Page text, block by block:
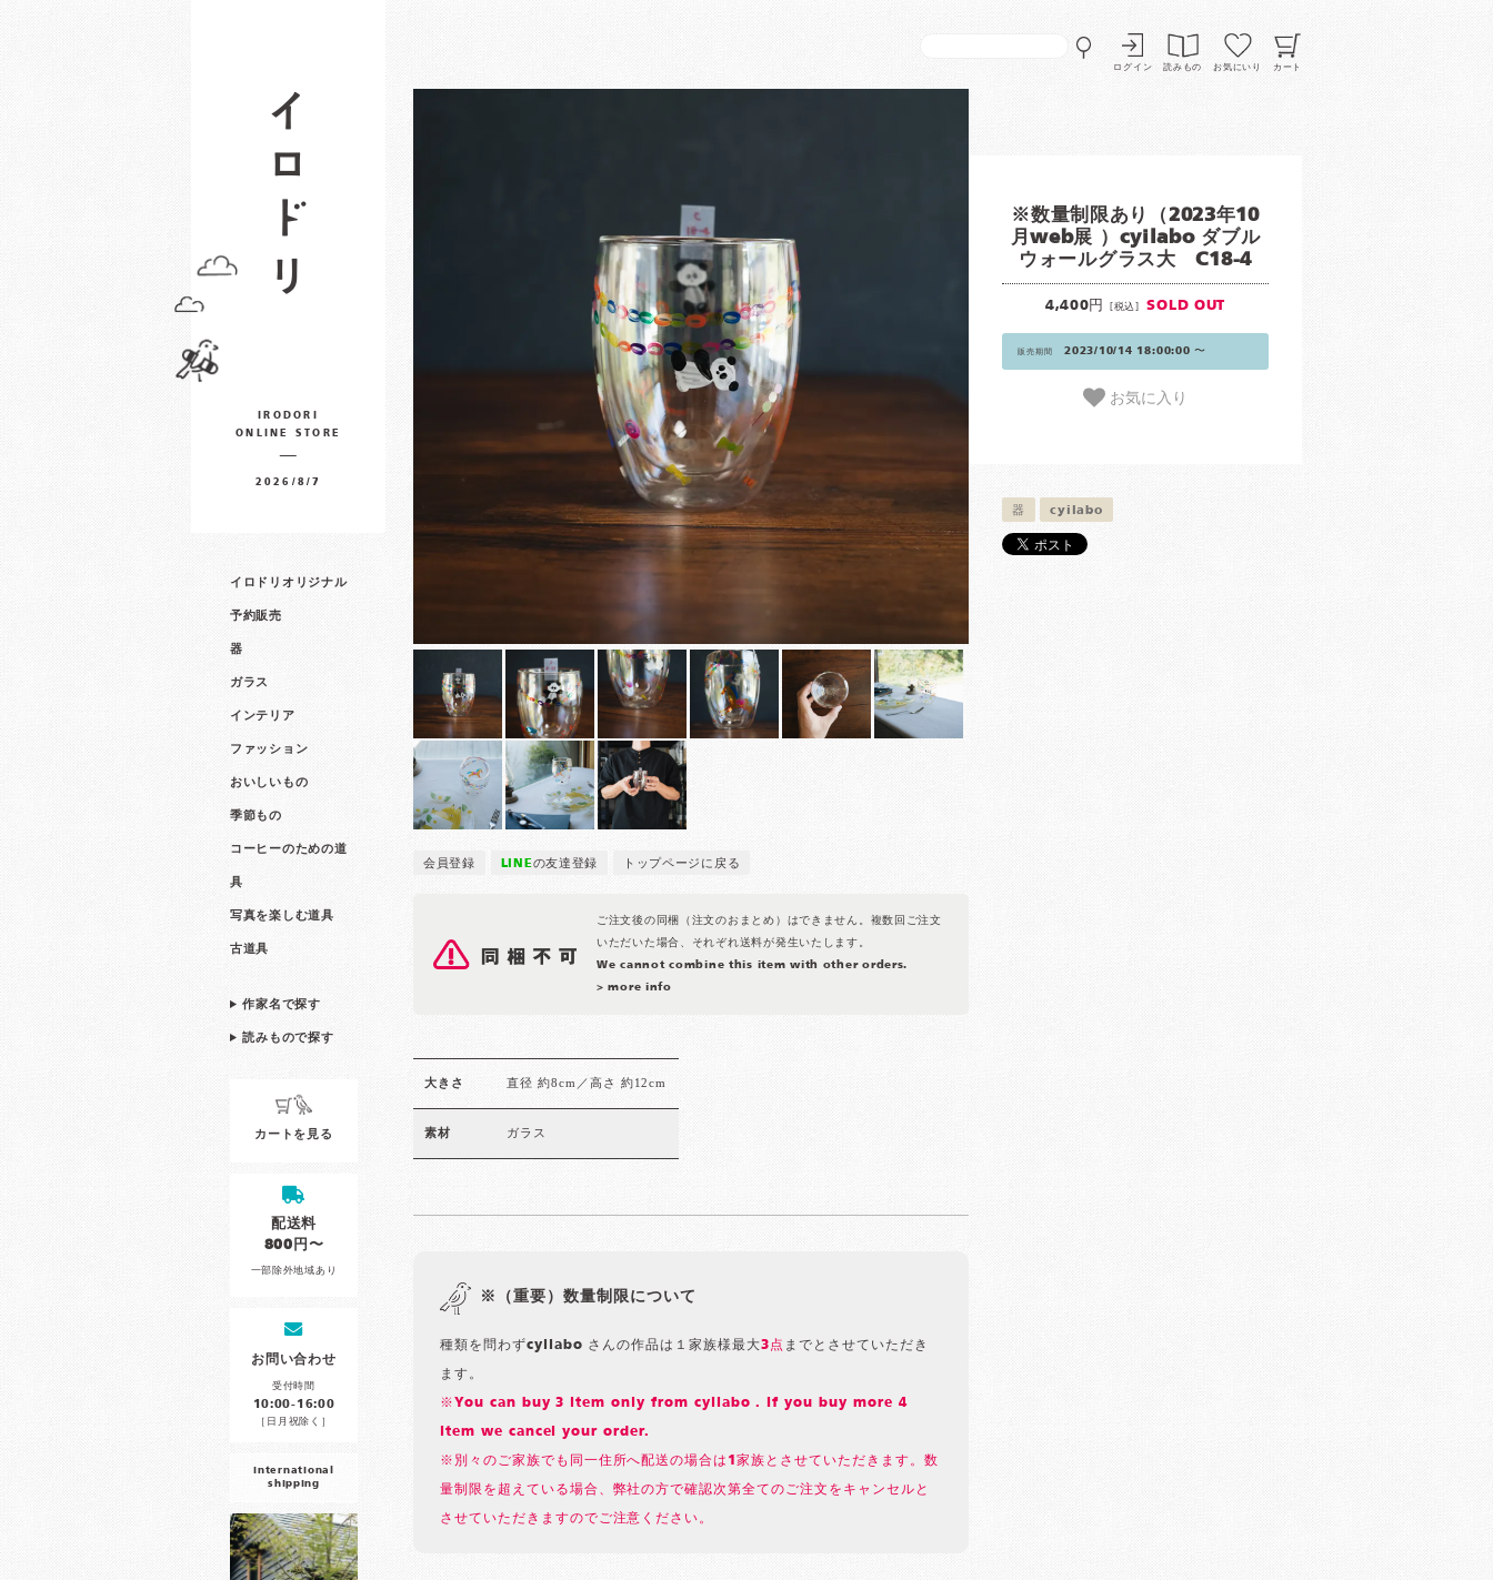
ログイン 読みもの お気にいり カート
IRODORI
ONLINE STORE
2026/8/7
イロドリオリジナル
予約販売
器
ガラス
インテリア
ファッション
おいしいもの
季節もの
コーヒーのための道
具
写真を楽しむ道具
古道具
作家名で探す
読みもので探す
カートを見る
配送料
800円〜
一部除外地域あり
お問い合わせ
受付時間
10:00-16:00
［日月祝除く］
international
shipping
会員登録 LINEの友達登録 トップページに戻る
ご注文後の同梱（注文のおまとめ）はできません。複数回ご注文
いただいた場合、それぞれ送料が発生いたします。
We cannot combine this item with other orders.
> more info
※数量制限あり（2023年10
月web展 ）cyilabo ダブル
ウォールグラス大 C18-4
4,400円 [税込] SOLD OUT
販売期間 2023/10/14 18:00:00 〜
お気に入り
器 cyilabo
大きさ 直径 約8cm／高さ 約12cm
素材 ガラス
※（重要）数量制限について
種類を問わずcyilabo さんの作品は１家族様最大3点 までとさせていただき
ます。
※You can buy 3 item only from cyilabo . If you buy more 4
item we cancel your order.
※別々のご家族でも同一住所へ配送の場合は1家族とさせていただきます。数
量制限を超えている場合、弊社の方で確認次第全てのご注文をキャンセルと
させていただきますのでご注意ください。